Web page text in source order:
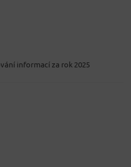
informací za rok 2025